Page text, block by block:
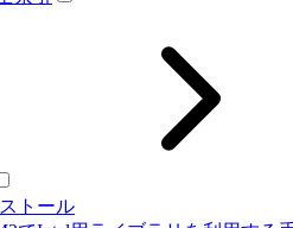
トール